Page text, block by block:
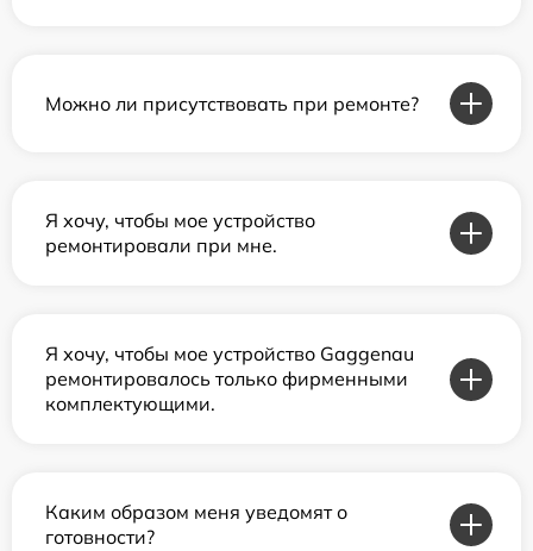
Можно ли присутствовать при ремонте?
Я хочу, чтобы мое устройство
ремонтировали при мне.
Я хочу, чтобы мое устройство Gaggenau
ремонтировалось только фирменными
комплектующими.
Каким образом меня уведомят о
готовности?